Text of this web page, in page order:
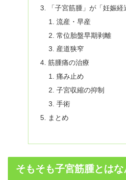
「子宮筋腫」が「妊娠
流産・早産
常位胎盤早期剥離
産道狭窄
筋腫痛の治療
痛み止め
子宮収縮の抑制
手術
まとめ
そもそも子宮筋腫とは